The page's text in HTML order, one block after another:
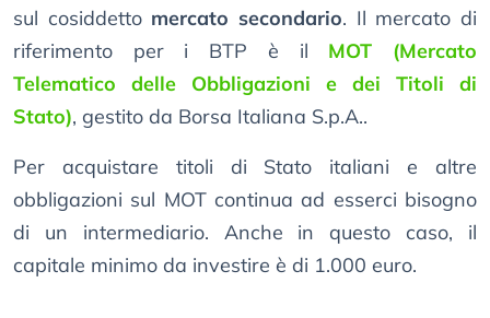
sul cosiddetto mercato secondario. Il mercato di
riferimento per i BTP è il MOT (Mercato
Telematico delle Obbligazioni e dei Titoli di
Stato), gestito da Borsa Italiana S.p.A..
Per acquistare titoli di Stato italiani e altre
obbligazioni sul MOT continua ad esserci bisogno
di un intermediario. Anche in questo caso, il
capitale minimo da investire è di 1.000 euro.